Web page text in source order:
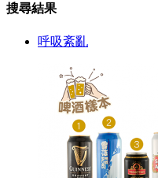
搜尋結果
呼吸紊亂